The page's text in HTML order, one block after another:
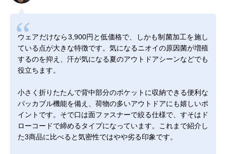
ウェアだけなら3,900円と低価格で、しかも制菌加工を施し
ている点が大きな特徴です。気になるニオイの原因菌が増殖
するのを抑え、汗が気になる夏のアウトドアシーンなどでも
役立ちます。
小さく折りたたんで背中部分のポケットに収納できる便利な
パッカブル機能を備え、荷物の多いアウトドアにも嬉しいポ
イントです。そで口は面ファスナーで絞る仕様で、すそはド
ローコードで締めるタイプになっています。これまで紹介し
た3商品に比べると気密性ではやや劣る印象です。